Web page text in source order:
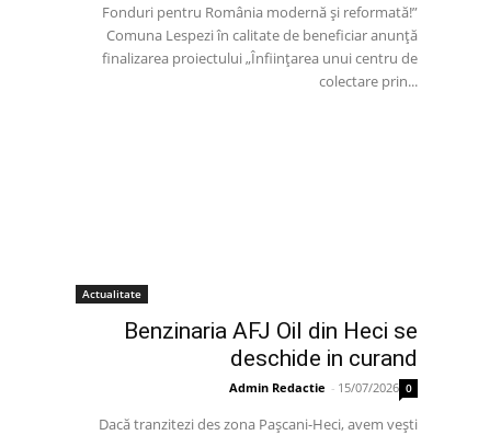
Fonduri pentru România modernă și reformată!”
Comuna Lespezi în calitate de beneficiar anunță
finalizarea proiectului „Înființarea unui centru de
colectare prin...
Actualitate
Benzinaria AFJ Oil din Heci se
deschide in curand
Admin Redactie - 15/07/2026 0
Dacă tranzitezi des zona Pașcani-Heci, avem vești